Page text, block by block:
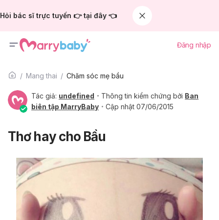
Hỏi bác sĩ trực tuyến 👉 tại đây 👈
Đăng nhập
Mang thai Chăm sóc mẹ bầu
Tác giả: undefined Thông tin kiểm chứng bởi Ban
biên tập MarryBaby
Cập nhật 07/06/2015
Thơ hay cho Bầu